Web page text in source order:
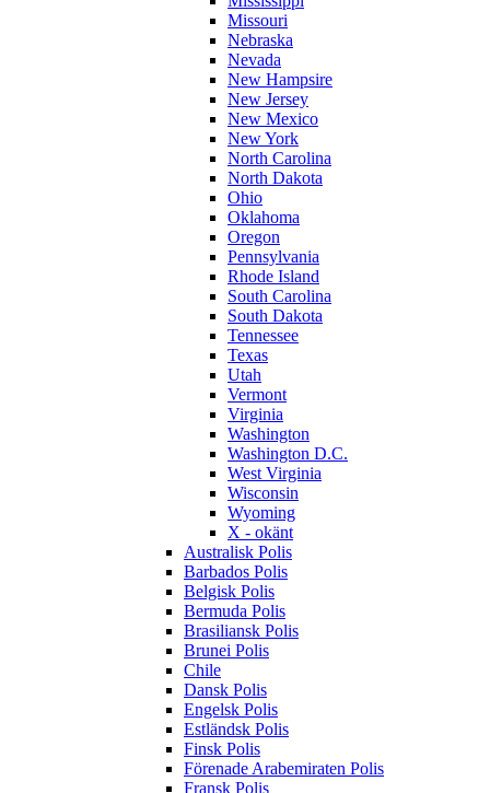
Missouri
Nebraska
Nevada
New Hampsire
New Jersey
New Mexico
New York
North Carolina
North Dakota
Ohio
Oklahoma
Oregon
Pennsylvania
Rhode Island
South Carolina
South Dakota
Tennessee
Texas
Utah
Vermont
Virginia
Washington
Washington D.C.
West Virginia
Wisconsin
Wyoming
X - okänt
Australisk Polis
Barbados Polis
Belgisk Polis
Bermuda Polis
Brasiliansk Polis
Brunei Polis
Chile
Dansk Polis
Engelsk Polis
Estländsk Polis
Finsk Polis
Förenade Arabemiraten Polis
Fransk Polis